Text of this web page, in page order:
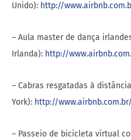
Unido): http://
– Aula master de dança
Irlanda): http://
– Cabras resgatadas à
York): http://
– Passeio de bicicleta virtual